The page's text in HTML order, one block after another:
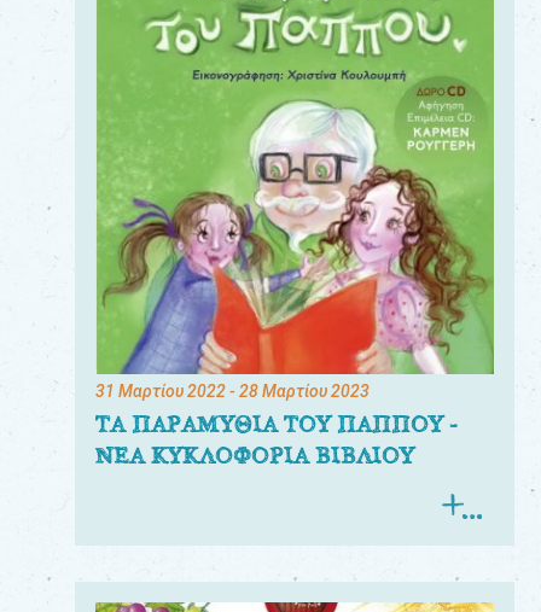
31 Μαρτίου 2022- 28 Μαρτίου 2023
ΤΑ ΠΑΡΑΜΥΘΙΑ ΤΟΥ ΠΑΠΠΟΥ -
ΝΕΑ ΚΥΚΛΟΦΟΡΙΑ ΒΙΒΛΙΟΥ